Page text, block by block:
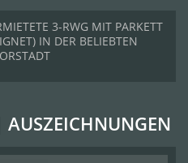
3-RWG MIT PARKETT
IN DER BELIEBTEN
AUSZEICHNUNGEN